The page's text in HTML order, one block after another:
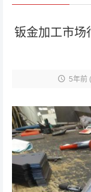
钣金加工市场
5年前